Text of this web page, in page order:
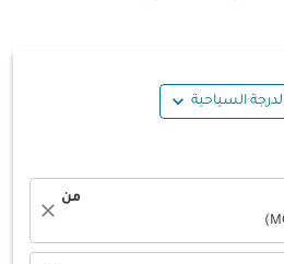
expand_more
من
close